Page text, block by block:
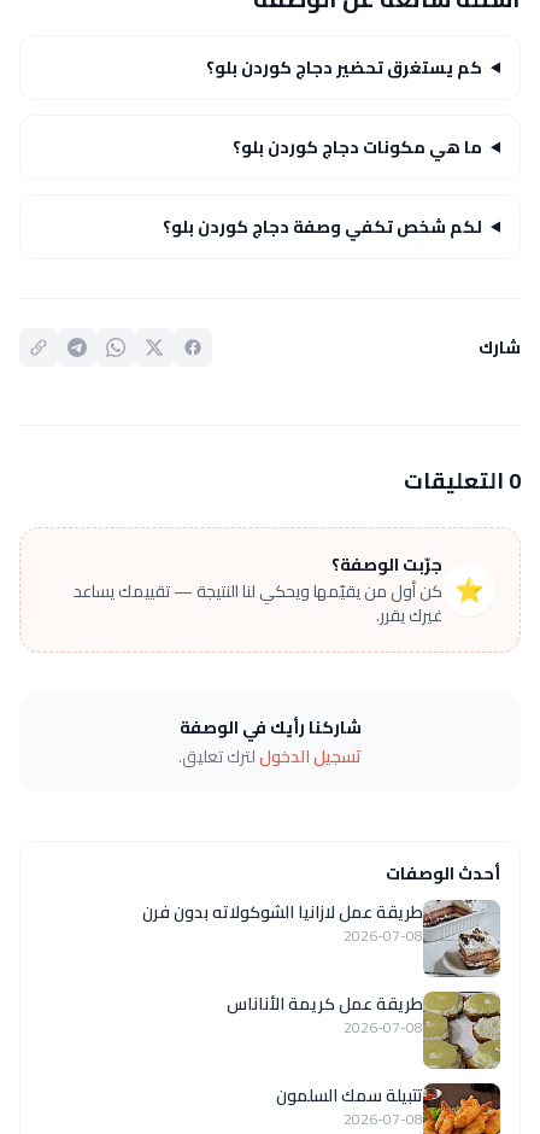
كم يستغرق تحضير دجاج كوردن بلو؟
ما هي مكونات دجاج كوردن بلو؟
لكم شخص تكفي وصفة دجاج كوردن بلو؟
شارك
0 التعليقات
⭐
جرّبت الوصفة؟
كن أول من يقيّمها ويحكي لنا النتيجة — تقييمك يساعد
غيرك يقرر.
شاركنا رأيك في الوصفة
تسجيل الدخوللترك تعليق.
أحدث الوصفات
طريقة عمل لازانيا الشوكولاته بدون فرن
2026-07-08
طريقة عمل كريمة الأناناس
2026-07-08
تتبيلة سمك السلمون
2026-07-08